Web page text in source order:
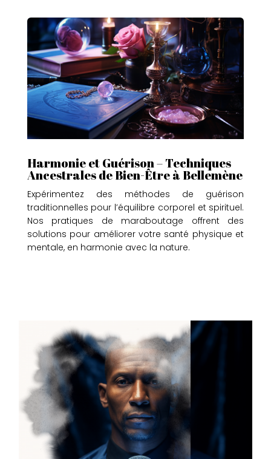
Harmonie et Guérison – Techniques
Ancestrales de Bien-Être à Bellemène
Expérimentez des méthodes de guérison
traditionnelles pour l’équilibre corporel et spirituel.
Nos pratiques de maraboutage offrent des
solutions pour améliorer votre santé physique et
mentale, en harmonie avec la nature.